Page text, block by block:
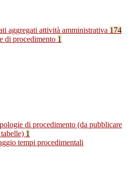
aggregati attività amministrativa 174
di procedimento 1
di procedimento (da pubblicare
1
tempi procedimentali